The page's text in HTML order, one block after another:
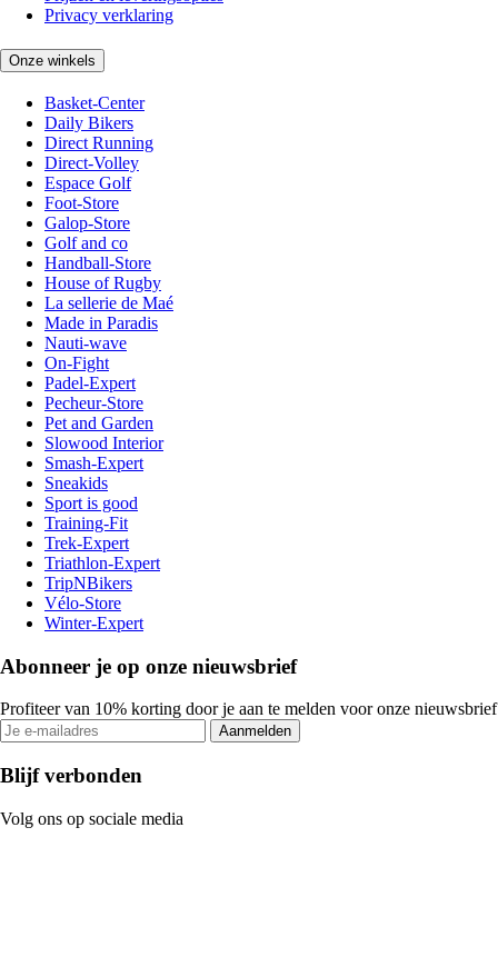
Privacy verklaring
Onze winkels
Basket-Center
Daily Bikers
Direct Running
Direct-Volley
Espace Golf
Foot-Store
Galop-Store
Golf and co
Handball-Store
House of Rugby
La sellerie de Maé
Made in Paradis
Nauti-wave
On-Fight
Padel-Expert
Pecheur-Store
Pet and Garden
Slowood Interior
Smash-Expert
Sneakids
Sport is good
Training-Fit
Trek-Expert
Triathlon-Expert
TripNBikers
Vélo-Store
Winter-Expert
Abonneer je op onze nieuwsbrief
Profiteer van 10% korting door je aan te melden voor onze nieuwsbrief
Aanmelden
Blijf verbonden
Volg ons op sociale media